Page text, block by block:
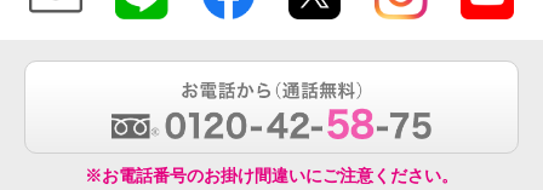
※お電話番号のお掛け間違いにご注意ください。